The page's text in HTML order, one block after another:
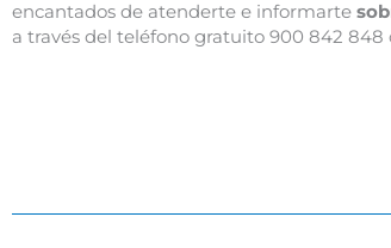
encantados de atenderte e informarte
a través del teléfono gratuito 900 842 848